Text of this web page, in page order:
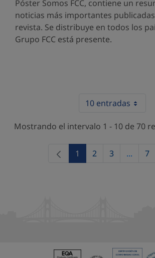
Póster Somos FCC, contiene un
noticias más importantes
revista. Se distribuye en todos los
Grupo FCC está presente.
10 entradas
Mostrando el intervalo 1 - 10 de 70
Página
1 Página
2 Página
3 ... 7